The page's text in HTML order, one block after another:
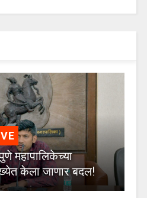
महापालिकेच्या
केला जाणार बदल!